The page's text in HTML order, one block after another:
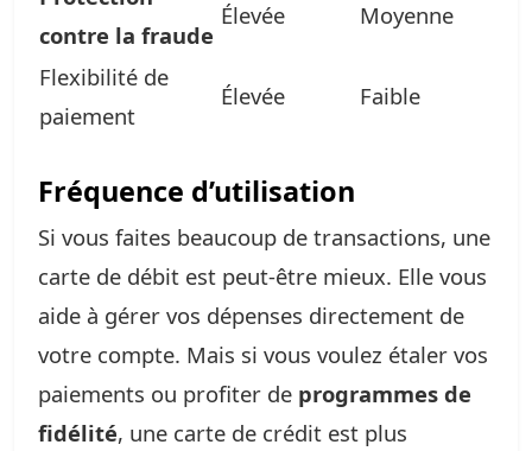
contre la fraude
Élevée Moyenne
Flexibilité de
paiement
Élevée Faible
Fréquence d’utilisation
Si vous faites beaucoup de transactions, une
carte de débit est peut-être mieux. Elle vous
aide à gérer vos dépenses directement de
votre compte. Mais si vous voulez étaler vos
paiements ou profiter de programmes de
fidélité, une carte de crédit est plus